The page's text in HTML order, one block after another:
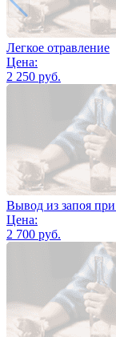
Легкое отравление
Цена:
2 250 руб.
Вывод из запоя
Цена:
2 700 руб.